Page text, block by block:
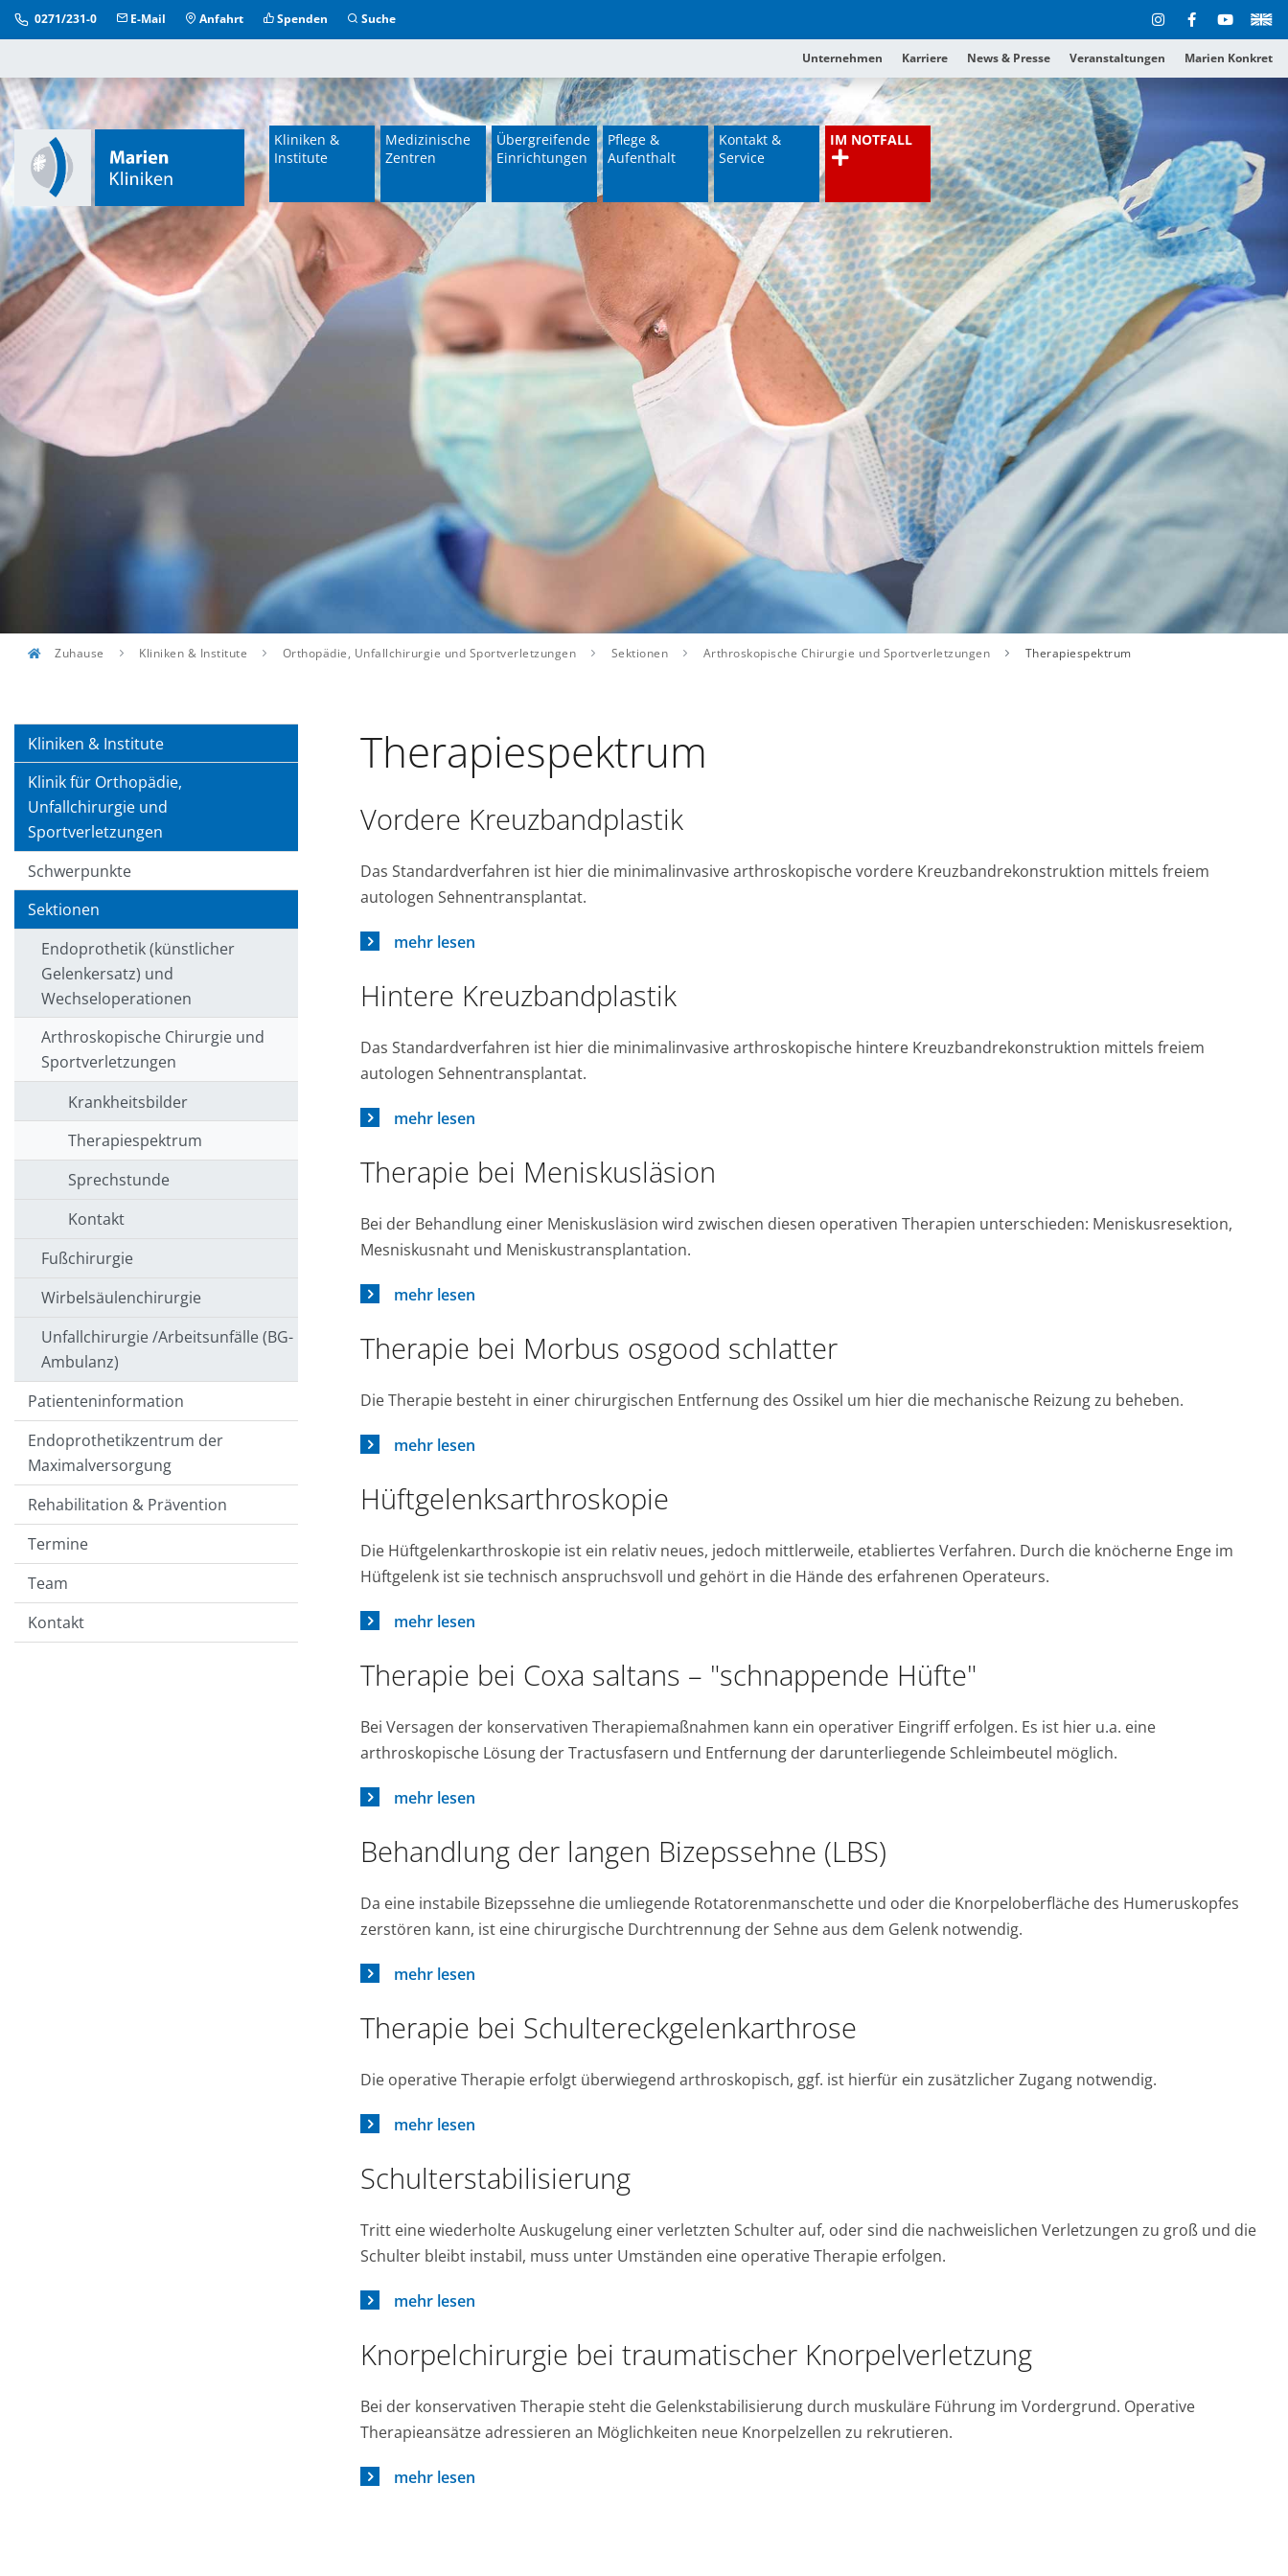
0271/231-0 E-Mail Anfahrt Spenden Suche
Unternehmen Karriere News & Presse Veranstaltungen Marien Konkret
Kliniken &
Institute
Medizinische
Zentren
Übergreifende
Einrichtungen
Pflege &
Aufenthalt
Kontakt &
Service
IM NOTFALL
Zuhause Kliniken & Institute Orthopädie, Unfallchirurgie und Sportverletzungen Sektionen Arthroskopische Chirurgie und Sportverletzungen Therapiespektrum
Therapiespektrum
Vordere Kreuzbandplastik
Das Standardverfahren ist hier die minimalinvasive arthroskopische vordere Kreuzbandrekonstruktion mittels freiem
autologen Sehnentransplantat.
mehr lesen
Hintere Kreuzbandplastik
Das Standardverfahren ist hier die minimalinvasive arthroskopische hintere Kreuzbandrekonstruktion mittels freiem
autologen Sehnentransplantat.
mehr lesen
Therapie bei Meniskusläsion
Bei der Behandlung einer Meniskusläsion wird zwischen diesen operativen Therapien unterschieden: Meniskusresektion,
Mesniskusnaht und Meniskustransplantation.
mehr lesen
Therapie bei Morbus osgood schlatter
Die Therapie besteht in einer chirurgischen Entfernung des Ossikel um hier die mechanische Reizung zu beheben.
mehr lesen
Hüftgelenksarthroskopie
Die Hüftgelenkarthroskopie ist ein relativ neues, jedoch mittlerweile, etabliertes Verfahren. Durch die knöcherne Enge im
Hüftgelenk ist sie technisch anspruchsvoll und gehört in die Hände des erfahrenen Operateurs.
mehr lesen
Therapie bei Coxa saltans – "schnappende Hüfte"
Bei Versagen der konservativen Therapiemaßnahmen kann ein operativer Eingriff erfolgen. Es ist hier u.a. eine
arthroskopische Lösung der Tractusfasern und Entfernung der darunterliegende Schleimbeutel möglich.
mehr lesen
Behandlung der langen Bizepssehne (LBS)
Da eine instabile Bizepssehne die umliegende Rotatorenmanschette und oder die Knorpeloberfläche des Humeruskopfes
zerstören kann, ist eine chirurgische Durchtrennung der Sehne aus dem Gelenk notwendig.
mehr lesen
Therapie bei Schultereckgelenkarthrose
Die operative Therapie erfolgt überwiegend arthroskopisch, ggf. ist hierfür ein zusätzlicher Zugang notwendig.
mehr lesen
Schulterstabilisierung
Tritt eine wiederholte Auskugelung einer verletzten Schulter auf, oder sind die nachweislichen Verletzungen zu groß und die
Schulter bleibt instabil, muss unter Umständen eine operative Therapie erfolgen.
mehr lesen
Knorpelchirurgie bei traumatischer Knorpelverletzung
Bei der konservativen Therapie steht die Gelenkstabilisierung durch muskuläre Führung im Vordergrund. Operative
Therapieansätze adressieren an Möglichkeiten neue Knorpelzellen zu rekrutieren.
mehr lesen
Kliniken & Institute
Klinik für Orthopädie,
Unfallchirurgie und
Sportverletzungen
Schwerpunkte
Sektionen
Endoprothetik (künstlicher
Gelenkersatz) und
Wechseloperationen
Arthroskopische Chirurgie und
Sportverletzungen
Krankheitsbilder
Therapiespektrum
Sprechstunde
Kontakt
Fußchirurgie
Wirbelsäulenchirurgie
Unfallchirurgie /Arbeitsunfälle (BG-
Ambulanz)
Patienteninformation
Endoprothetikzentrum der
Maximalversorgung
Rehabilitation & Prävention
Termine
Team
Kontakt